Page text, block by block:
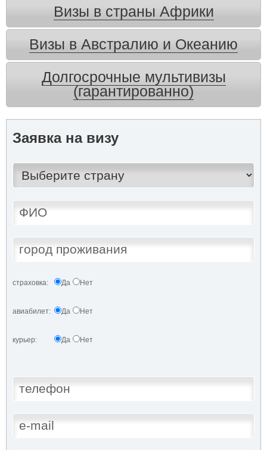
Визы в страны Африки
Визы в Австралию и Океанию
Долгосрочные мультивизы
(гарантированно)
Заявка на визу
страховка: Да Нет
авиабилет: Да Нет
курьер: Да Нет